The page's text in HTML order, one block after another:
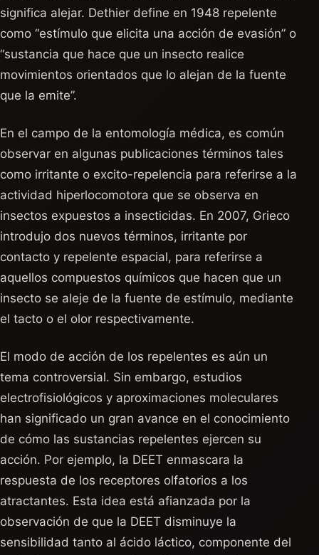
significa alejar. Dethier define en 1948 repelente
como “estímulo que elicita una acción de evasión” o
“sustancia que hace que un insecto realice
movimientos orientados que lo alejan de la fuente
que la emite”.
En el campo de la entomología médica, es común
observar en algunas publicaciones términos tales
como irritante o excito-repelencia para referirse a la
actividad hiperlocomotora que se observa en
insectos expuestos a insecticidas. En 2007, Grieco
introdujo dos nuevos términos, irritante por
contacto y repelente espacial, para referirse a
aquellos compuestos químicos que hacen que un
insecto se aleje de la fuente de estímulo, mediante
el tacto o el olor respectivamente.
El modo de acción de los repelentes es aún un
tema controversial. Sin embargo, estudios
electrofisiológicos y aproximaciones moleculares
han significado un gran avance en el conocimiento
de cómo las sustancias repelentes ejercen su
acción. Por ejemplo, la DEET enmascara la
respuesta de los receptores olfatorios a los
atractantes. Esta idea está afianzada por la
observación de que la DEET disminuye la
sensibilidad tanto al ácido láctico, componente del